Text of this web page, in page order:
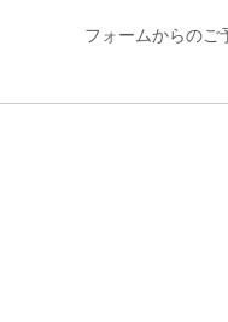
フォームからのご